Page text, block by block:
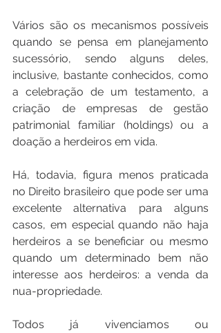
Vários são os mecanismos possíveis
quando se pensa em planejamento
sucessório, sendo alguns deles,
inclusive, bastante conhecidos, como
a celebração de um testamento, a
criação de empresas de gestão
patrimonial familiar (holdings) ou a
doação a herdeiros em vida.
Há, todavia, figura menos praticada
no Direito brasileiro que pode ser uma
excelente alternativa para alguns
casos, em especial quando não haja
herdeiros a se beneficiar ou mesmo
quando um determinado bem não
interesse aos herdeiros: a venda da
nua-propriedade.
Todos já vivenciamos ou